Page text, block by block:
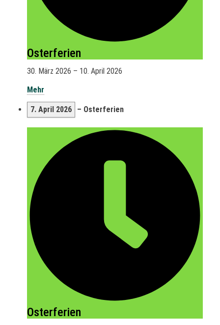
Osterferien
30. März 2026 – 10. April 2026
Mehr
7. April 2026 – Osterferien
Osterferien